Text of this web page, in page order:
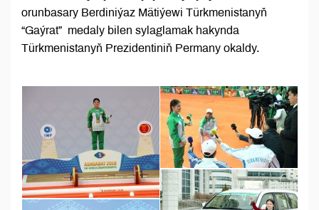
orunbasary Berdiniýaz Mätiýewi Türkmenistanyň
“Gaýrat” medaly bilen sylaglamak hakynda
Türkmenistanyň Prezidentiniň Permany okaldy.